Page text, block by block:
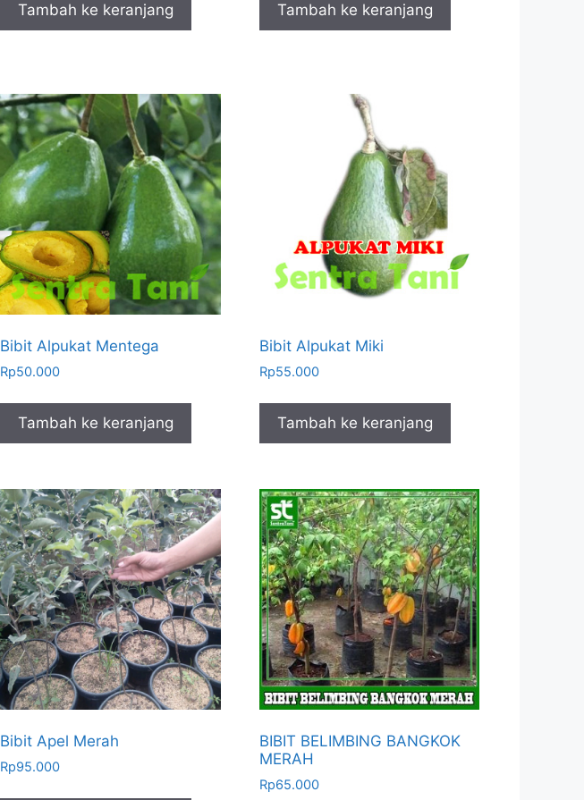
Tambah ke keranjang Tambah ke keranjang
Bibit Alpukat Mentega
Rp50.000
Tambah ke keranjang
Bibit Alpukat Miki
Rp55.000
Tambah ke keranjang
Bibit Apel Merah
Rp95.000
BIBIT BELIMBING BANGKOK
MERAH
Rp65.000